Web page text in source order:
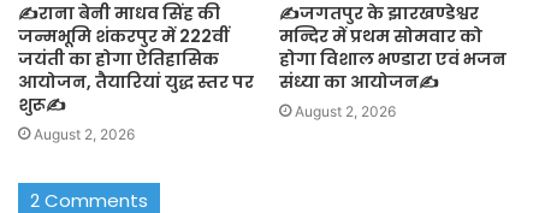
✍️राना बेनी माधव सिंह की
जन्मभूमि शंकरपुर में 222वीं
जयंती का होगा ऐतिहासिक
आयोजन, तैयारियां युद्ध स्तर पर
शुरू✍️
August 2, 2026
✍️जगतपुर के झारखण्डेश्वर
मन्दिर में प्रथम सोमवार को
होगा विशाल भण्डारा एवं भजन
संध्या का आयोजन✍️
August 2, 2026
2 Comments